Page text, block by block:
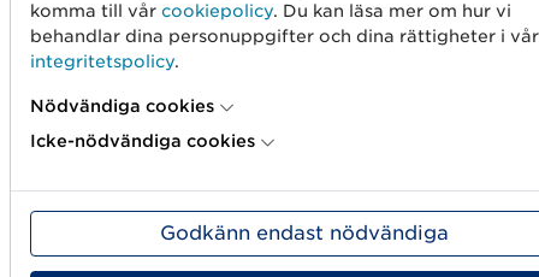
Frigör utrymme
på dina
förpackningar
komma till vår cookiepolicy. Du kan läsa mer om hur vi
behandlar dina personuppgifter och dina rättigheter i vår
integritetspolicy.
Nödvändiga cookies
Icke-nödvändiga cookies
Godkänn endast nödvändiga